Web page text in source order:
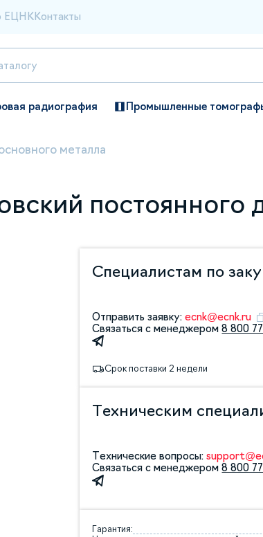
ЕЦНК Контакты
радиография Промышленные
металла
постоянного
Специалистам по
Отправить заявку:ecnk@ecnk.ru
Связаться с менеджером8 800
Срок поставки 2 недели
Техническим
Технические вопросы:
Связаться с менеджером8 800
Гарантия: